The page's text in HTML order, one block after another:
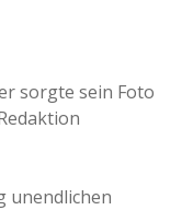
sorgte sein Foto
unendlichen